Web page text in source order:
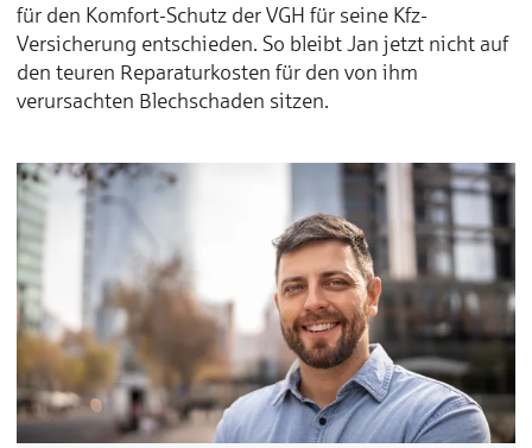
für den Komfort-Schutz der VGH für seine Kfz-
Versicherung entschieden. So bleibt Jan jetzt nicht auf
den teuren Reparaturkosten für den von ihm
verursachten Blechschaden sitzen.